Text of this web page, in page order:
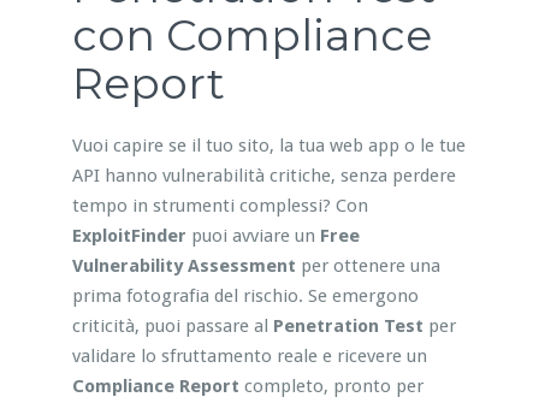
con Compliance
Report
Vuoi capire se il tuo sito, la tua web app o le tue
API hanno vulnerabilità critiche, senza perdere
tempo in strumenti complessi? Con
ExploitFinder puoi avviare un Free
Vulnerability Assessment per ottenere una
prima fotografia del rischio. Se emergono
criticità, puoi passare al Penetration Test per
validare lo sfruttamento reale e ricevere un
Compliance Report completo, pronto per